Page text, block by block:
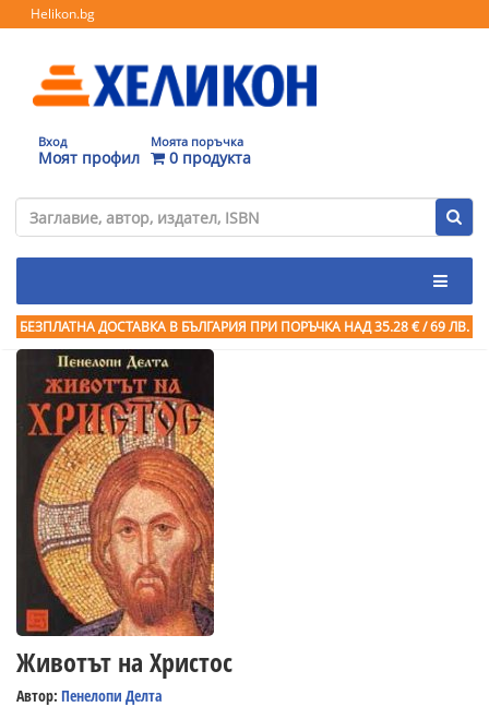
Helikon.bg
Вход
Моят профил
Моята поръчка
0 продукта
БЕЗПЛАТНА ДОСТАВКА В БЪЛГАРИЯ ПРИ ПОРЪЧКА НАД 35.28 € / 69 ЛВ.
Животът на Христос
Автор: Пенелопи Делта